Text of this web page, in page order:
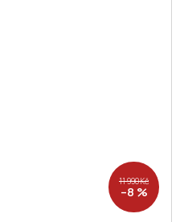
11 990 Kč
–8 %